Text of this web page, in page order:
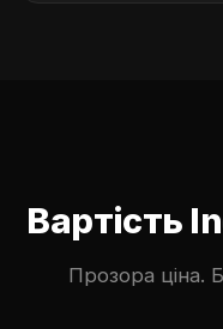
Вартість
Прозора ціна.